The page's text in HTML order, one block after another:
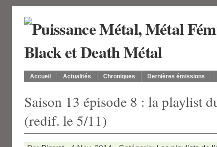
Accueil Actualités Chroniques Dernières émissions
Saison 13 épisode 8 : la playlist
(redif. le 5/11)